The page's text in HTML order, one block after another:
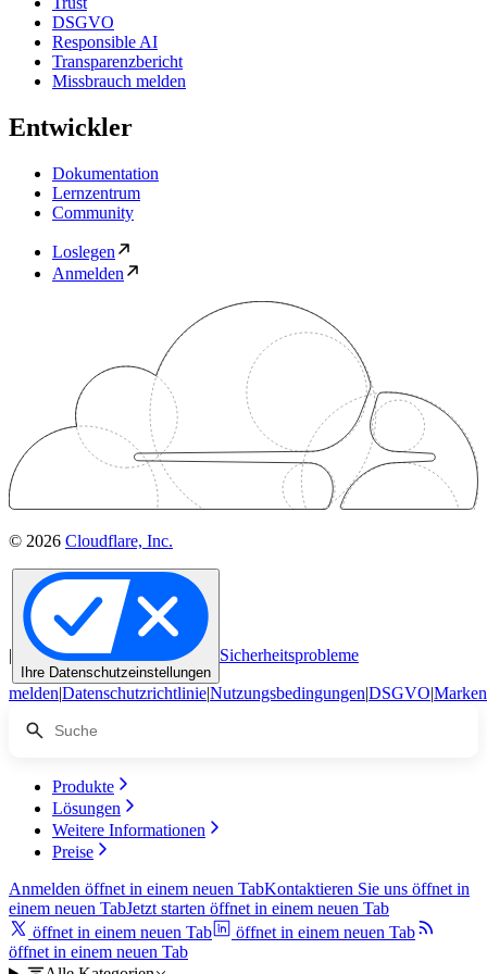
DSGVO
Responsible AI
Transparenzbericht
Missbrauch melden
Entwickler
Dokumentation
Lernzentrum
Community
Loslegen
Anmelden
© 2026 Cloudflare, Inc.
|
Ihre Datenschutzeinstellungen
Sicherheitsprobleme
melden|Datenschutzrichtlinie|Nutzungsbedingungen|DSGVO|Marken
Produkte
Lösungen
Weitere Informationen
Preise
Anmelden öffnet in einem neuen TabKontaktieren Sie uns öffnet in
einem neuen TabJetzt starten öffnet in einem neuen Tab
öffnet in einem neuen Tab
öffnet in einem neuen Tab
öffnet in einem neuen Tab